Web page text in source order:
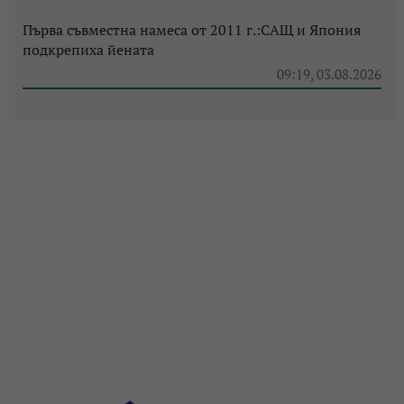
Първа съвместна намеса от 2011 г.:САЩ и Япония
подкрепиха йената
09:19, 03.08.2026